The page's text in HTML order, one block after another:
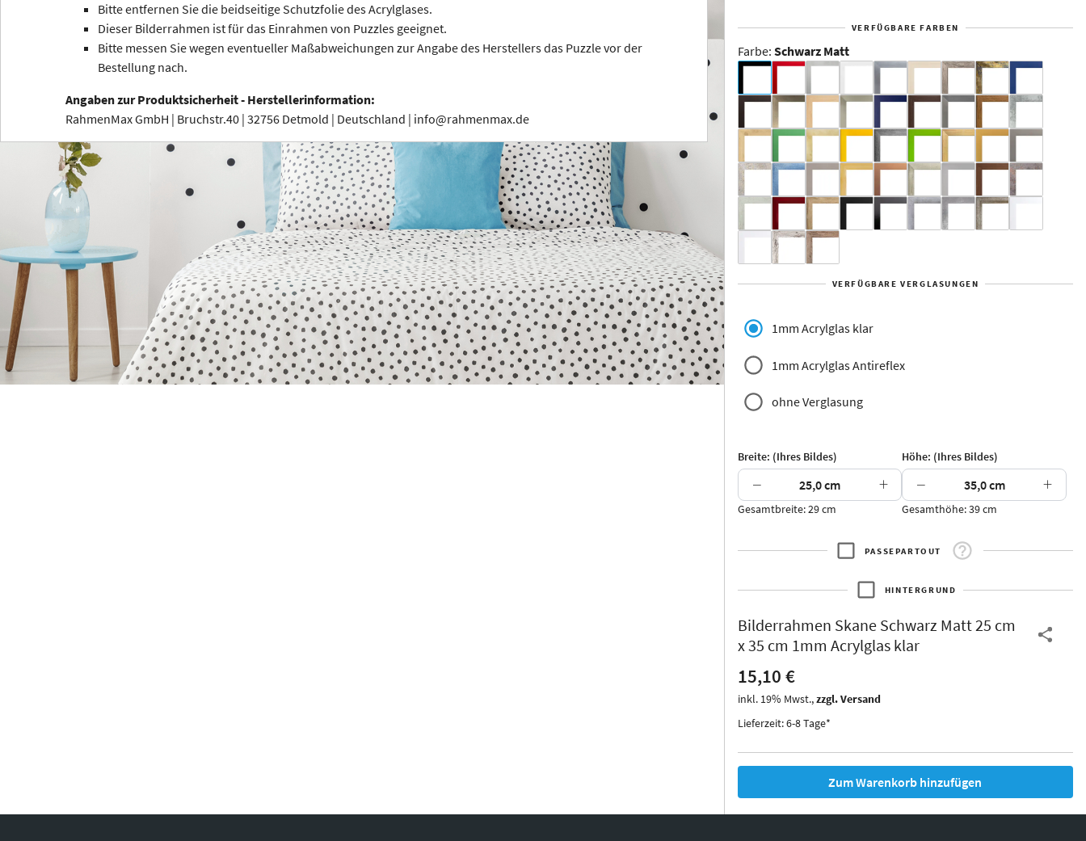
Bitte entfernen Sie die beidseitige Schutzfolie des Acrylglases.
Dieser Bilderrahmen ist für das Einrahmen von Puzzles geeignet.
Bitte messen Sie wegen eventueller Maßabweichungen zur Angabe des Herstellers das Puzzle vor der
Bestellung nach.
Angaben zur Produktsicherheit - Herstellerinformation:
RahmenMax GmbH | Bruchstr.40 | 32756 Detmold | Deutschland | info@rahmenmax.de
Rahmenloser
Bildhalter
Yukon
Jersey Dauphine
Arran Luzern Andros Attika
Thurgau
Thurgau
*Canvas*
Burgund
Kunststoff
Ohio
VERFÜGBARE FARBEN
Farbe: Schwarz Matt
VERFÜGBARE VERGLASUNGEN
1mm Acrylglas klar
1mm Acrylglas Antireflex
ohne Verglasung
Breite: (Ihres Bildes)
− +
Gesamtbreite: 29 cm
Höhe: (Ihres Bildes)
− +
Gesamthöhe: 39 cm
PASSEPARTOUT
HINTERGRUND
Bilderrahmen Skane Schwarz Matt 25 cm
x 35 cm 1mm Acrylglas klar
15,10 €
inkl. 19% Mwst.,zzgl. Versand
Lieferzeit: 6-8 Tage*
Zum Warenkorb hinzufügen